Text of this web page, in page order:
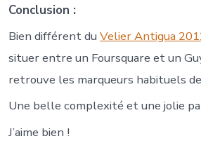
Conclusion :
Bien différent du Velier Antigua
situer entre un Foursquare et un
retrouve les marqueurs habituels
Une belle complexité et une jolie
J’aime bien !